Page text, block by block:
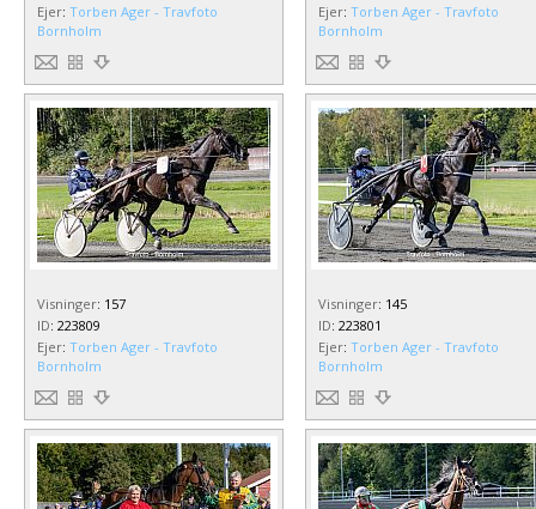
Ejer: Torben Ager - Travfoto
Bornholm
Ejer: Torben Ager - Travfoto
Bornholm
Visninger: 157
ID: 223809
Ejer: Torben Ager - Travfoto
Bornholm
Visninger: 145
ID: 223801
Ejer: Torben Ager - Travfoto
Bornholm